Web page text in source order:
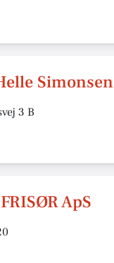
Simonsen
3 B
ApS